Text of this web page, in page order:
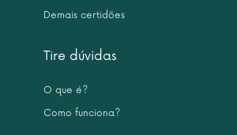
Demais certidões
Tire dúvidas
O que é?
Como funciona?